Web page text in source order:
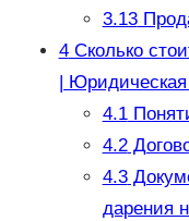
3.13
4Сколько
|
4.1
4.2
4.3
дарения